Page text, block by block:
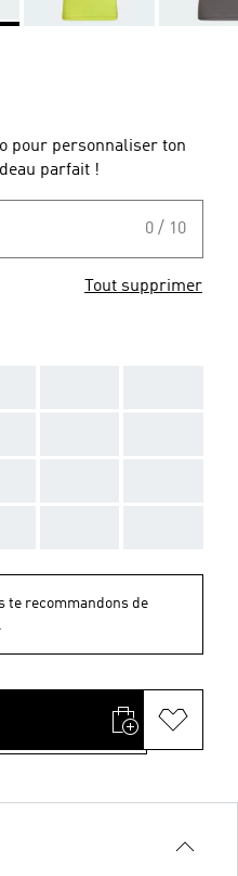
pour personnaliser ton
parfait !
0 / 10
Tout supprimer
te recommandons de